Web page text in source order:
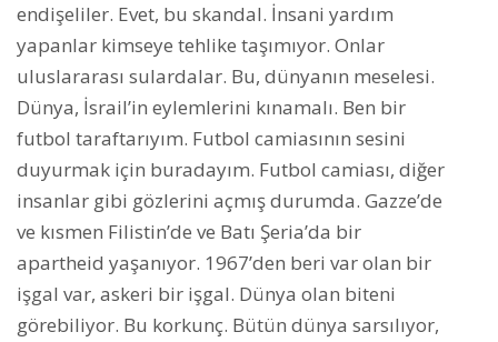
endişeliler. Evet, bu skandal. İnsani yardım
yapanlar kimseye tehlike taşımıyor. Onlar
uluslararası sulardalar. Bu, dünyanın meselesi.
Dünya, İsrail’in eylemlerini kınamalı. Ben bir
futbol taraftarıyım. Futbol camiasının sesini
duyurmak için buradayım. Futbol camiası, diğer
insanlar gibi gözlerini açmış durumda. Gazze’de
ve kısmen Filistin’de ve Batı Şeria’da bir
apartheid yaşanıyor. 1967’den beri var olan bir
işgal var, askeri bir işgal. Dünya olan biteni
görebiliyor. Bu korkunç. Bütün dünya sarsılıyor,